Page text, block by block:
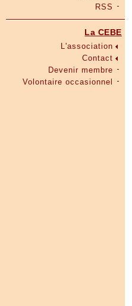
RSS
La CEBE
L'association
Contact
Devenir membre
Volontaire occasionnel